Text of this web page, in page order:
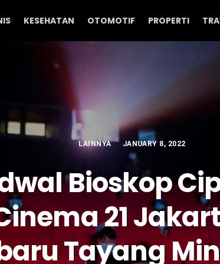
KESEHATAN OTOMOTIF PROPERTI
LAINNYA JANUARY 8, 2022
Bioskop
21
Tayang